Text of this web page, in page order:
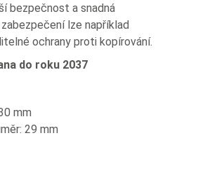
bezpečnost a snadná
lze například
ochrany proti kopírování.
do roku 2037
mm
29 mm